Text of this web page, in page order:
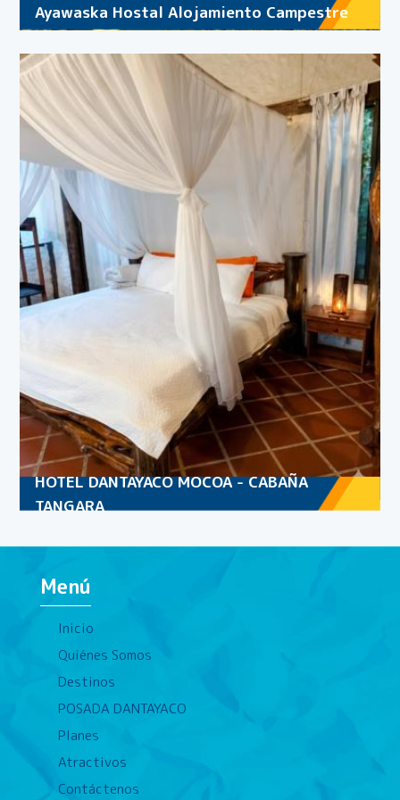
Ayawaska Hostal Alojamiento Campestre
HOTEL DANTAYACO MOCOA - CABAÑA
TANGARA
Menú
Inicio
Quiénes Somos
Destinos
POSADA DANTAYACO
Planes
Atractivos
Contáctenos